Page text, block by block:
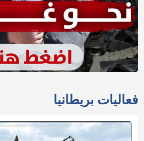
فعاليات بريطانيا